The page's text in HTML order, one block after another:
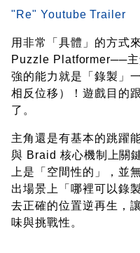
"Re" Youtube Trailer
用非常「具體」的方式
Puzzle Platformer──主
強的能力就是「錄製」
相反位移）！遊戲目的
了。
主角還是有基本的跳躍
與 Braid 核心機制上關
上是「空間性的」，並
出場景上「哪裡可以錄
去正確的位置逆再生，
味與挑戰性。